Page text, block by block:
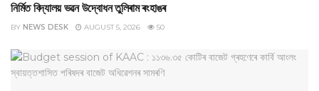
নির্মিত বিদ্যালয় ভৱন উদ্বোধন তুলিৰাম ৰংহাঙৰ
BY NEWS DESK AUGUST 5, 2026 50